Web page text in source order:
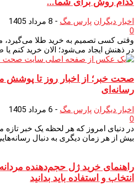
اخبار دیگران پارس مگ - 8 مرداد 1405
0
وقتی کسی تصمیم به خرید طلا می‌گیرد،
در ذهنش ایجاد می‌شود؛ الان خرید کنم
صحت خبر؛ از اخبار روز تا پوشش
رسانه‌ای
اخبار دیگران پارس مگ - 6 مرداد 1405
0
در دنیای امروز که هر لحظه یک خبر
بیش از هر زمان دیگری به دنبال
راهنمای خرید ژل حجم‌دهنده
انتخاب و استفاده باید بدانید